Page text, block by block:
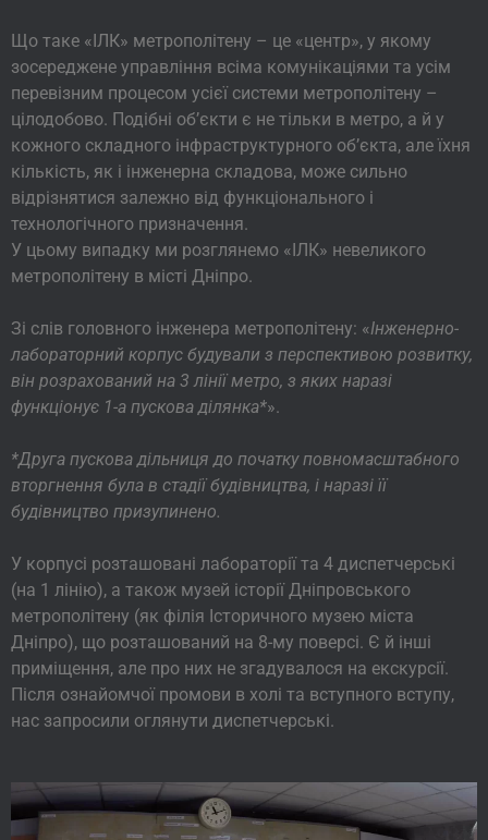
Що таке «ІЛК» метрополітену – це «центр», у якому
зосереджене управління всіма комунікаціями та усім
перевізним процесом усієї системи метрополітену –
цілодобово. Подібні об’єкти є не тільки в метро, а й у
кожного складного інфраструктурного об’єкта, але їхня
кількість, як і інженерна складова, може сильно
відрізнятися залежно від функціонального і
технологічного призначення.
У цьому випадку ми розглянемо «ІЛК» невеликого
метрополітену в місті Дніпро.
Зі слів головного інженера метрополітену: «Інженерно-
лабораторний корпус будували з перспективою розвитку,
він розрахований на 3 лінії метро, з яких наразі
функціонує 1-а пускова ділянка*».
*Друга пускова дільниця до початку повномасштабного
вторгнення була в стадії будівництва, і наразі її
будівництво призупинено.
У корпусі розташовані лабораторії та 4 диспетчерські
(на 1 лінію), а також музей історії Дніпровського
метрополітену (як філія Історичного музею міста
Дніпро), що розташований на 8-му поверсі. Є й інші
приміщення, але про них не згадувалося на екскурсії.
Після ознайомчої промови в холі та вступного вступу,
нас запросили оглянути диспетчерські.